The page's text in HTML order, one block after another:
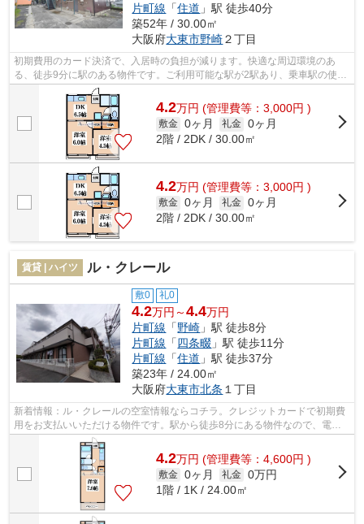
片町線 「住道 」駅 徒歩40分
築52年 / 30.00㎡
大阪府大東市野崎２丁目
初期費用のカード決済で、入居時の負担が減ります。快適な周辺環境のあ
る、徒歩9分に駅のある物件です。ご利用可能な駅が2駅あり、乗車駅の使い
分けができます。info@kansaiace.jpから...
4.2万円 (管理費等：3,000円 )
敷金 0ヶ月 礼金 0ヶ月
2階 / 2DK / 30.00㎡
4.2万円 (管理費等：3,000円 )
敷金 0ヶ月 礼金 0ヶ月
2階 / 2DK / 30.00㎡
賃貸 | ハイツ ル・クレール
敷0 礼0
4.2万円～4.4万円
片町線 「野崎 」駅 徒歩8分
片町線 「四条畷 」駅 徒歩11分
片町線 「住道 」駅 徒歩37分
築23年 / 24.00㎡
大阪府大東市北条 １丁目
新着情報：ル・クレールの空室情報ならコチラ。クレジットカードで初期費
用をお支払いいただける物件です。駅から徒歩8分にある物件なので、電車
利用が多い方にオススメです。最上階の...
4.2万円 (管理費等：4,600円 )
敷金 0ヶ月 礼金 0万円
1階 / 1K / 24.00㎡